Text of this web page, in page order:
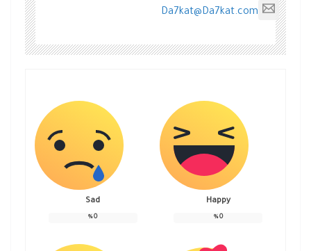
Da7kat@Da7kat.com
Happy
0
%
Sad
0
%